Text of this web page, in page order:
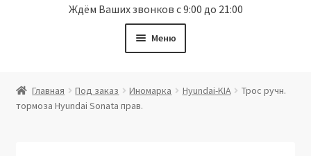
Ждём Ваших звонков с 9:00 до 21:00
Меню
Витрина
Главная Под заказ Иномарка Hyundai-KIA
Трос ручн.
тормоза Hyundai Sonata прав.